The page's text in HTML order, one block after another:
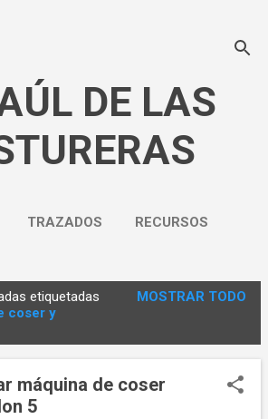
DE LAS
TRAZADOS RECURSOS
DE PRIVACIDAD
etiquetadas
coser y
MOSTRAR TODO
máquina de coser
5